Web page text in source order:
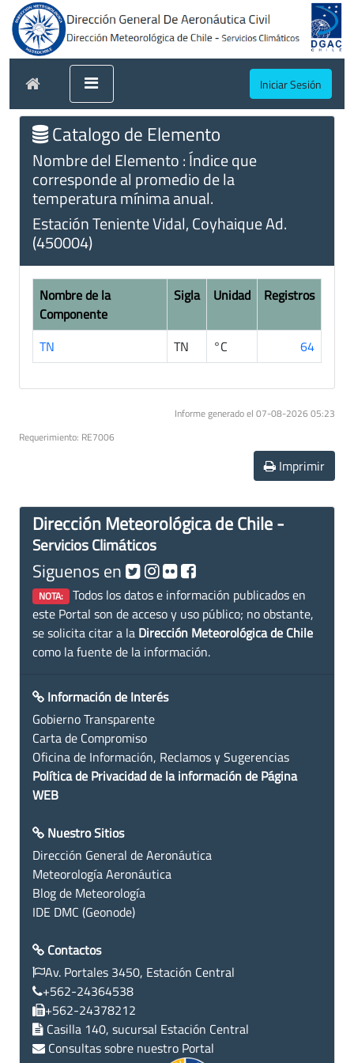
Iniciar Sesión
Catalogo de Elemento
Nombre del Elemento : Índice que
corresponde al promedio de la
temperatura mínima anual.
Estación Teniente Vidal, Coyhaique Ad.
(450004)
Nombre de la
Componente
Sigla Unidad Registros
TN TN °C 64
Informe generado el 07-08-2026 05:23
Requerimiento: RE7006
Imprimir
Dirección Meteorológica de Chile -
Servicios Climáticos
Siguenos en
NOTA: Todos los datos e información publicados en
este Portal son de acceso y uso público; no obstante,
se solicita citar a la Dirección Meteorológica de Chile
como la fuente de la información.
Información de Interés
Gobierno Transparente
Carta de Compromiso
Oficina de Información, Reclamos y Sugerencias
Política de Privacidad de la información de Página
WEB
Nuestro Sitios
Dirección General de Aeronáutica
Meteorología Aeronáutica
Blog de Meteorología
IDE DMC (Geonode)
Contactos
Av. Portales 3450, Estación Central
+562-24364538
+562-24378212
Casilla 140, sucursal Estación Central
Consultas sobre nuestro Portal